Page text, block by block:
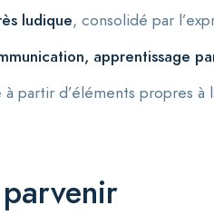
ludique, consolidé par
apprentissage
partir d’éléments propres